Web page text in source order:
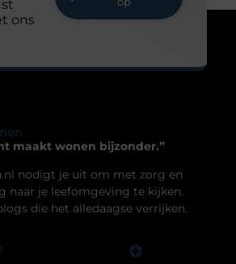
is voor ons van
belang.
onze website en kunnen we content en
pas aan een dakdekker
welke werkzaamheden schakel
in? Een dakdekker kan je
en repareren